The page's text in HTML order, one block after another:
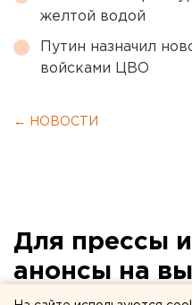
желтой водой
Путин назначил
войсками ЦВО
← НОВОСТИ
Для прессы
анонсы на